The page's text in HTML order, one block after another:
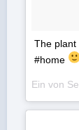
The plant
#home